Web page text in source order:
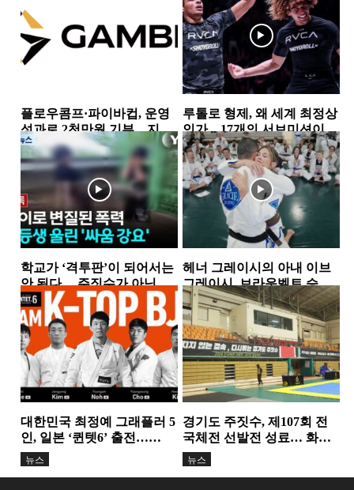
플로우콤프·파이바컵, 운영
성과로 2천만원 기부…지역
사회 상생 실천
뉴스
루톨로 형제, 왜 세계 최정상
인가…17개의 서브미션이
증명한 공격 본능
소식
학교가 ‘격투판’이 되어서는
안 된다… 주짓수가 아닌 폭
력을 배우는 아이들
뉴스
헤너 그레이시의 아내 이브
그레이시, 브라운벨트 승
급…18년간 이어온 헌신과
성장의 결실
뉴스
대한민국 최정예 그래플러 5
인, 일본 ‘퀸텟6’ 출전…
TEAM K-TOP BJJ, 서바이
벌...
뉴스
경기도 주짓수, 제107회 전
국체전 선발전 성료… 화합
과 도약의 무대 마련
뉴스